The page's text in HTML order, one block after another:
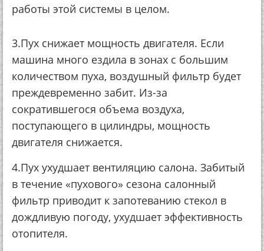
работы этой системы в целом.
3.Пух снижает мощность двигателя. Если
машина много ездила в зонах с большим
количеством пуха, воздушный фильтр будет
преждевременно забит. Из-за
сократившегося объема воздуха,
поступающего в цилиндры, мощность
двигателя снижается.
4.Пух ухудшает вентиляцию салона. Забитый
в течение «пухового» сезона салонный
фильтр приводит к запотеванию стекол в
дождливую погоду, ухудшает эффективность
отопителя.